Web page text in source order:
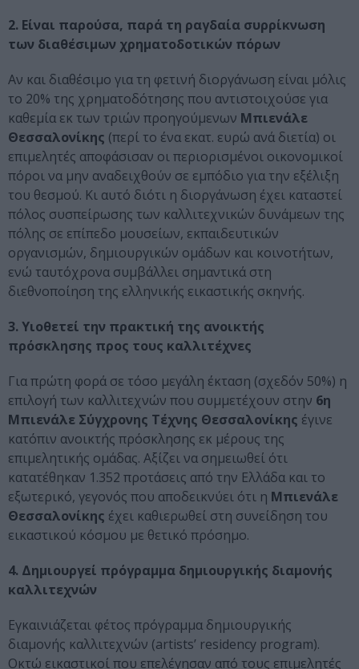
2. Είναι παρούσα, παρά τη ραγδαία συρρίκνωση
των διαθέσιμων χρηματοδοτικών πόρων
Αν και διαθέσιμο για τη φετινή διοργάνωση είναι μόλις
το 20% της χρηματοδότησης που αντιστοιχούσε για
καθεμία εκ των τριών προηγούμενων Μπιενάλε
Θεσσαλονίκης (περί το ένα εκατ. ευρώ ανά διετία) οι
επιμελητές αποφάσισαν οι περιορισμένοι οικονομικοί
πόροι να μην αναδειχθούν σε εμπόδιο για την εξέλιξη
του θεσμού. Κι αυτό διότι η διοργάνωση έχει καταστεί
πόλος συσπείρωσης των καλλιτεχνικών δυνάμεων της
πόλης σε επίπεδο μουσείων, εκπαιδευτικών
οργανισμών, δημιουργικών ομάδων και κοινοτήτων,
ενώ ταυτόχρονα συμβάλλει σημαντικά στη
διεθνοποίηση της ελληνικής εικαστικής σκηνής.
3. Υιοθετεί την πρακτική της ανοικτής
πρόσκλησης προς τους καλλιτέχνες
Για πρώτη φορά σε τόσο μεγάλη έκταση (σχεδόν 50%) η
επιλογή των καλλιτεχνών που συμμετέχουν στην 6η
Μπιενάλε Σύγχρονης Τέχνης Θεσσαλονίκης έγινε
κατόπιν ανοικτής πρόσκλησης εκ μέρους της
επιμελητικής ομάδας. Αξίζει να σημειωθεί ότι
κατατέθηκαν 1.352 προτάσεις από την Ελλάδα και το
εξωτερικό, γεγονός που αποδεικνύει ότι η Μπιενάλε
Θεσσαλονίκης έχει καθιερωθεί στη συνείδηση του
εικαστικού κόσμου με θετικό πρόσημο.
4. Δημιουργεί πρόγραμμα δημιουργικής διαμονής
καλλιτεχνών
Εγκαινιάζεται φέτος πρόγραμμα δημιουργικής
διαμονής καλλιτεχνών (artists’ residency program).
Οκτώ εικαστικοί που επελέγησαν από τους επιμελητές